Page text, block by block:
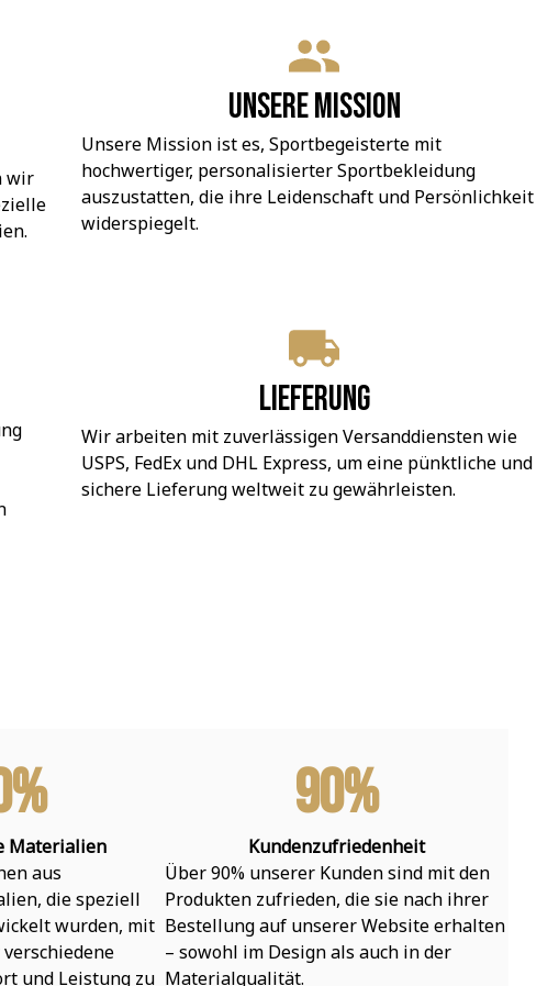
wir
Unsere Mission
Unsere Mission ist es, Sportbegeisterte mit
hochwertiger, personalisierter Sportbekleidung
auszustatten, die ihre Leidenschaft und Persönlichkeit
widerspiegelt.
Lieferung
Wir arbeiten mit zuverlässigen Versanddiensten wie
USPS, FedEx und DHL Express, um eine pünktliche und
sichere Lieferung weltweit zu gewährleisten.
Materialien
aus
die speziell
wurden, mit
und Leistung zu
90%
Kundenzufriedenheit
Über 90% unserer Kunden sind mit den
Produkten zufrieden, die sie nach ihrer
Bestellung auf unserer Website erhalten
– sowohl im Design als auch in der
Materialqualität.